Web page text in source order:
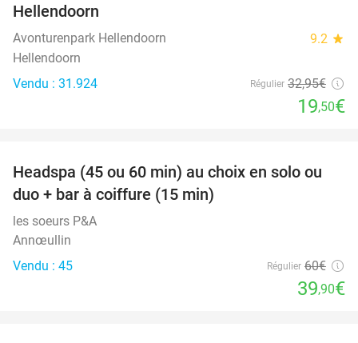
Hellendoorn
Avonturenpark Hellendoorn 9.2 star
Hellendoorn
Vendu : 31.924
Régulier 32,95€
19,50€
34%
Headspa (45 ou 60 min) au choix en solo ou
duo + bar à coiffure (15 min)
les soeurs P&A
Annœullin
Vendu : 45
Régulier 60€
39,90€